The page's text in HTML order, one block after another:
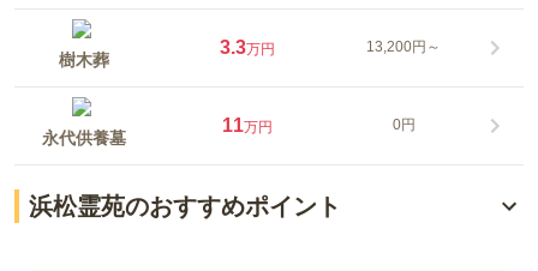
樹木葬
3.3万円 13,200円～
永代供養墓
11万円 0円
浜松霊苑のおすすめポイント